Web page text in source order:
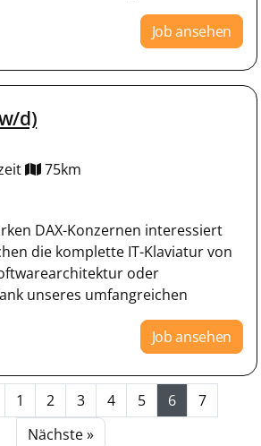
Job ansehen
d)
75km
DAX-Konzernen interessiert
die komplette IT-Klaviatur von
oder
unseres umfangreichen
Job ansehen
1 2 3 4 5 6
7
Nächste »